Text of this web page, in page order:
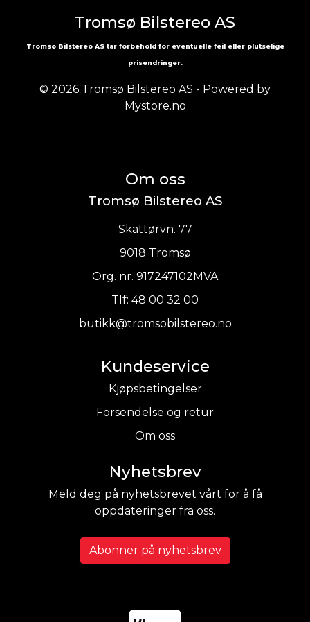
Tromsø Bilstereo AS
Tromsø Bilstereo AS tar forbehold for eventuelle feil eller plutselige
prisendringer.
© 2026 Tromsø Bilstereo AS - Powered by
Mystore.no
Om oss
Tromsø Bilstereo AS
Skattørvn. 77
9018 Tromsø
Org. nr. 917247102MVA
Tlf: 48 00 32 00
butikk@tromsobilstereo.no
Kundeservice
Kjøpsbetingelser
Forsendelse og retur
Om oss
Nyhetsbrev
Meld deg på nyhetsbrevet vårt for å få
oppdateringer fra oss.
Abonner på nyhetsbrev